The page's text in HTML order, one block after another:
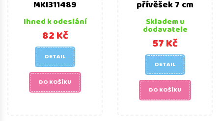
MKI311489
Ihned k odeslání
82 Kč
DETAIL
DO KOŠÍKU
přívěšek 7 cm
Skladem u
dodavatele
57 Kč
DETAIL
DO KOŠÍKU